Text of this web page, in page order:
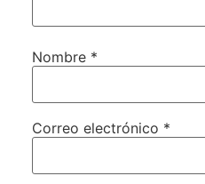
Nombre *
Correo electrónico *